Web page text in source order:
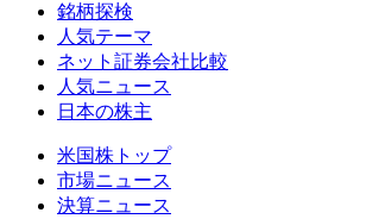
銘柄探検
人気テーマ
ネット証券会社比較
人気ニュース
日本の株主
米国株トップ
市場ニュース
決算ニュース